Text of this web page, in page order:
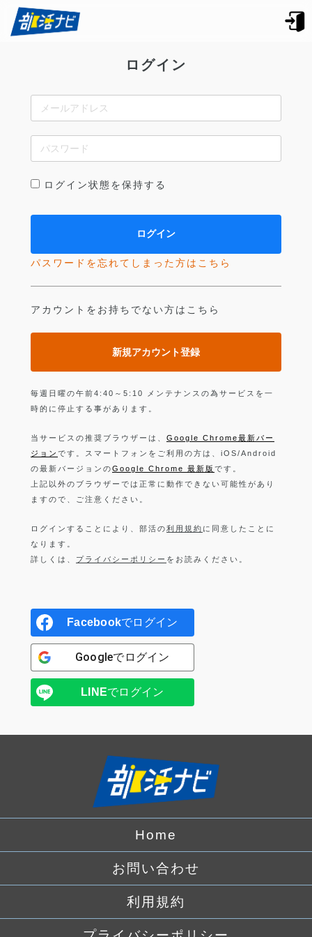
ログイン
ログイン状態を保持する
パスワードを忘れてしまった方はこちら
アカウントをお持ちでない方はこちら
新規アカウント登録
毎週日曜の午前4:40～5:10 メンテナンスの為サービスを一
時的に停止する事があります。
当サービスの推奨ブラウザーは、 Google Chrome最新バー
ジョン です。スマートフォンをご利用の方は、iOS/Android
の最新バージョンのGoogle Chrome 最新版 です。
上記以外のブラウザーでは正常に動作できない可能性があり
ますので、ご注意ください。
ログインすることにより、部活の利用規約 に同意したことに
なります。
詳しくは、 プライバシーポリシー をお読みください。
Facebookでログイン
Googleでログイン
LINEでログイン
Home
お問い合わせ
利用規約